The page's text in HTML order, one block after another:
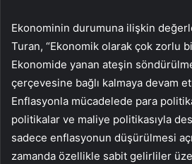
Ekonominin durumuna ilişkin
Turan, “Ekonomik olarak çok zorlu
Ekonomide yanan ateşin
çerçevesine bağlı kalmaya devam
Enflasyonla mücadelede para
politikalar ve maliye politikasıyla
sadece enflasyonun düşürülmesi
zamanda özellikle sabit gelirliler